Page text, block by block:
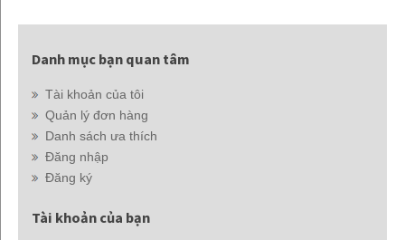
Danh mục bạn quan tâm
Tài khoản của tôi
Quản lý đơn hàng
Danh sách ưa thích
Đăng nhập
Đăng ký
Tài khoản của bạn